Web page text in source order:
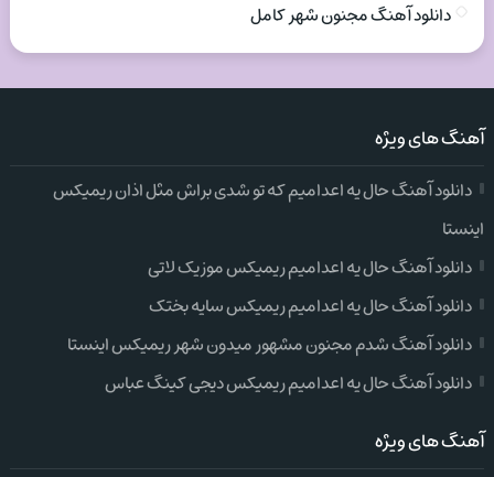
دانلود آهنگ مجنون شهر کامل
آهنگ های ویژه
دانلود آهنگ حال یه اعدامیم که تو شدی براش مثل اذان ریمیکس
اینستا
دانلود آهنگ حال یه اعدامیم ریمیکس موزیک لاتی
دانلود آهنگ حال یه اعدامیم ریمیکس سایه بختک
دانلود آهنگ شدم مجنون مشهور میدون شهر ریمیکس اینستا
دانلود آهنگ حال یه اعدامیم ریمیکس دیجی کینگ عباس
آهنگ های ویژه